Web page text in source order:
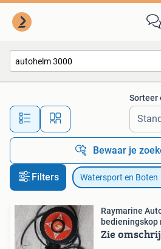
Alle afstanden…
Sorteer
Bewaar je
Filters Watersport en Boten
Raymarine
bedieningskop
Zie